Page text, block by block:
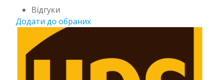
Відгуки
Додати до обраних